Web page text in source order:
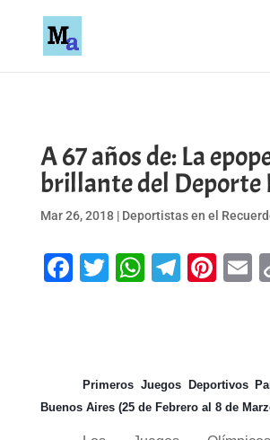
A 67 años de: La
brillante del Deporte
Mar 26, 2018| Deportistas en el
Facebook
Twitter
Primeros Juegos Deportivos
Buenos Aires (25 de Febrero al 8 de